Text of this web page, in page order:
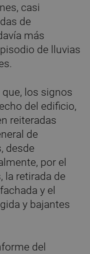
casi
de
más
de lluvias
que, los signos
del edificio,
reiteradas
de
desde
por el
la retirada de
y el
y bajantes
del